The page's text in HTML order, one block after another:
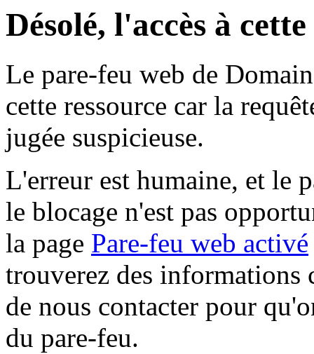
Désolé, l'accès à
Le pare-feu web de
cette ressource car la
jugée suspicieuse.
L'erreur est humaine, et le
le blocage n'est pas
la page Pare-feu web activé
trouverez des informations
de nous contacter pour
du pare-feu.